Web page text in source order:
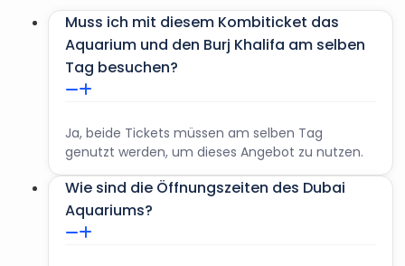
Muss ich mit diesem Kombiticket das
Aquarium und den Burj Khalifa am selben
Tag besuchen?
Ja, beide Tickets müssen am selben Tag
genutzt werden, um dieses Angebot zu nutzen.
Wie sind die Öffnungszeiten des Dubai
Aquariums?